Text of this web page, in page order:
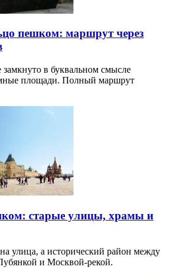
пешком: маршрут через
замкнуто в буквальном смысле
площади. Полный маршрут
старые улицы, храмы и
улица, а исторический район между
и Москвой-рекой.